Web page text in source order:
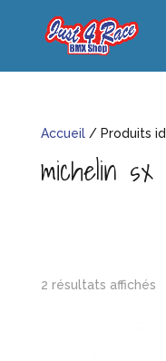
Accueil/ Produits
michelin sx
2 résultats affichés